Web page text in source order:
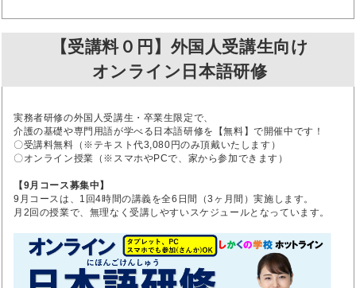
【受講料０円】外国人受講生向け
オンライン日本語研修
実務者研修の外国人受講生・卒業生限定で、
介護の基礎や専門用語が学べる日本語研修を【無料】で開催中です！
〇受講料無料（※テキスト代3,080円のみ頂戴いたします）
〇オンライン授業（※スマホやPCで、家から参加できます）
【9月コース募集中】
9月コースは、1回4時間の講義を全6日間（3ヶ月間）実施します。
月2回の授業で、無理なく受講しやすいスケジュールとなっています。